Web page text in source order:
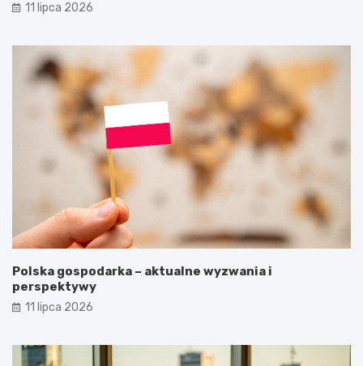
11 lipca 2026
Polska gospodarka – aktualne wyzwania i
perspektywy
11 lipca 2026